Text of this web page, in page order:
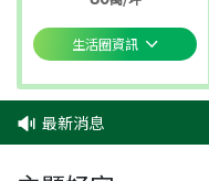
生活圈資訊
最新消息